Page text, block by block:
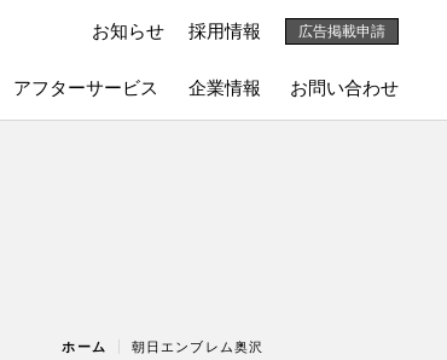
アフターサービス 企業情報 お問い合わせ
お知らせ 採用情報 広告掲載申請
ホーム 朝日エンブレム奥沢